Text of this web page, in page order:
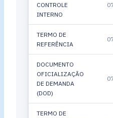
CONTROLE
INTERNO
TERMO DE
REFERÊNCIA
DOCUMENTO
OFICIALIZAÇÃO
DE DEMANDA
(DOD)
TERMO DE